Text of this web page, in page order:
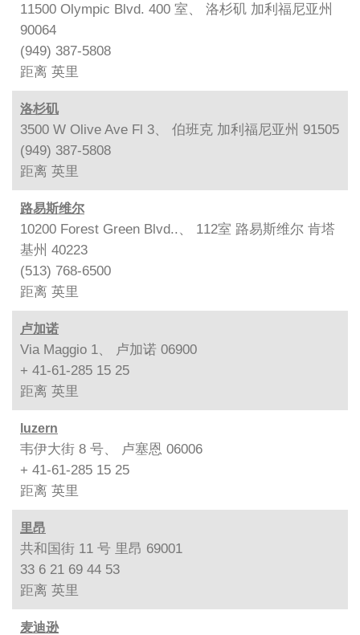
11500 Olympic Blvd. 400 室、 洛杉矶 加利福尼亚州
90064
(949) 387-5808
距离 英里
洛杉矶
3500 W Olive Ave Fl 3、 伯班克 加利福尼亚州 91505
(949) 387-5808
距离 英里
路易斯维尔
10200 Forest Green Blvd..、 112室 路易斯维尔 肯塔
基州 40223
(513) 768-6500
距离 英里
卢加诺
Via Maggio 1、 卢加诺 06900
+ 41-61-285 15 25
距离 英里
luzern
韦伊大街 8 号、 卢塞恩 06006
+ 41-61-285 15 25
距离 英里
里昂
共和国街 11 号 里昂 69001
33 6 21 69 44 53
距离 英里
麦迪逊